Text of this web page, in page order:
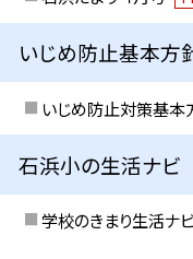
いじめ防止基本方
いじめ防止対策基本
石浜小の生活ナビ
学校のきまり生活ナビ